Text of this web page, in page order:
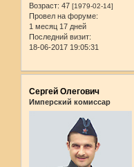
Возраст: 47 [1979-02-14]
Провел на форуме:
1 месяц 17 дней
Последний визит:
18-06-2017 19:05:31
Сергей Олегович
Имперский комиссар